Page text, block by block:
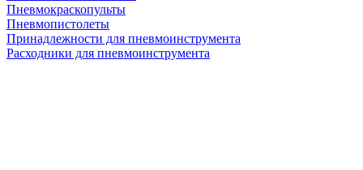
Пневмокраскопульты
Пневмопистолеты
Принадлежности для пневмоинструмента
Расходники для пневмоинструмента